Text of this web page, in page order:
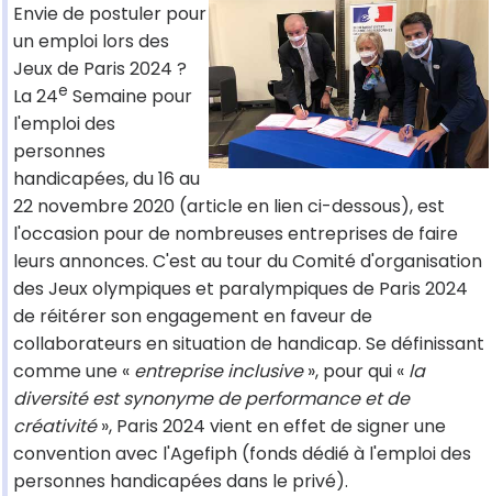
Envie de postuler pour
un emploi lors des
Jeux de Paris 2024 ?
La 24e Semaine pour
l'emploi des
personnes
handicapées, du 16 au
22 novembre 2020 (article en lien ci-dessous), est
l'occasion pour de nombreuses entreprises de faire
leurs annonces. C'est au tour du Comité d'organisation
des Jeux olympiques et paralympiques de Paris 2024
de réitérer son engagement en faveur de
collaborateurs en situation de handicap. Se définissant
comme une « entreprise inclusive», pour qui « la
diversité est synonyme de performance et de
créativité», Paris 2024 vient en effet de signer une
convention avec l'Agefiph (fonds dédié à l'emploi des
personnes handicapées dans le privé).